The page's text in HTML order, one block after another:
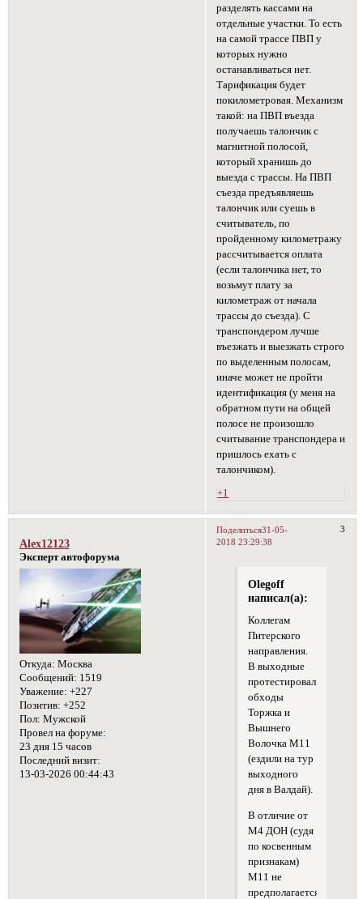
разделять кассами на
отдельные участки. То есть
на самой трассе ПВП у
которых нужно
останавливаться нет.
Тарификация будет
покилометровая. Механизм
такой: на ПВП въезда
получаешь талончик с
магнитной полосой,
который хранишь до
выезда с трассы. На ПВП
съезда предъявляешь
талончик или суешь в
считыватель, по
пройденному километражу
рассчитывается оплата
(если талончика нет, то
возьмут плату за
километраж от начала
трассы до съезда). С
транспондером лучше
въезжать и выезжать строго
по выделенным полосам,
иначе может не пройти
идентификация (у меня на
обратном пути на общей
полосе не произошло
считывание транспондера и
пришлось ехать с
талончиком).
+1
Поделиться 3
31-05-
2018 23:29:38
Alex12123
Эксперт автофорума
Откуда: Москва
Сообщений: 1519
Уважение: +227
Позитив: +252
Пол: Мужской
Провел на форуме:
23 дня 15 часов
Последний визит:
13-03-2026 00:44:43
Olegoff
написал(а):
Коллегам
Питерского
направления.
В выходные
протестировал
обходы
Торжка и
Вышнего
Волочка М11
(ездили на тур
выходного
дня в Валдай).
В отличие от
М4 ДОН (судя
по косвенным
признакам)
М11 не
предполагается